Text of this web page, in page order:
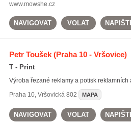
www.mowshe.cz
NAVIGOVAT VOLAT
Petr Toušek(Praha 10 - Vršovice)
T - Print
Výroba řezané reklamy a potisk
Praha 10, Vršovická 802 MAPA
NAVIGOVAT VOLAT